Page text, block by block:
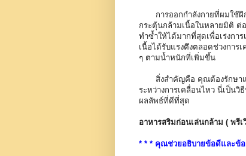
การออกกำลังกายที่ผมใช้ฝึก
กระตุ้นกล้ามเนื้อในหลายมิติ ต่
ทำซ้ำให้ได้มากที่สุดเพื่อเร่งกา
เนื้อได้รับแรงตึงตลอดช่วงการ
ๆ ตามน้ำหนักที่เพิ่มขึ้น
สิ่งสำคัญคือ คุณต้องรักษาแร
ระหว่างการเคลื่อนไหว นี่เป็น
ผลลัพธ์ที่ดีที่สุด
อาหารสริมก่อนเล่นกล้าม ( พรี
* * * คุณช่วยอธิบายข้อดีและข้อ